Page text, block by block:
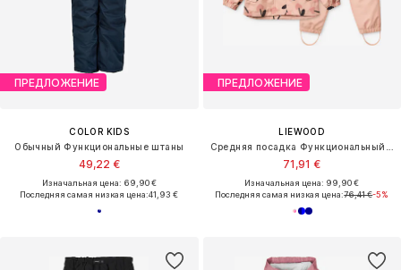
ПРЕДЛОЖЕНИЕ
COLOR KIDS
Обычный Функциональные штаны
49,22 €
Изначальная цена: 69,90 €
Последняя самая низкая цена:41,93 €
ПРЕДЛОЖЕНИЕ
LIEWOOD
71,91 €
Изначальная цена: 99,90 €
Последняя самая низкая цена:76,41 €-5%